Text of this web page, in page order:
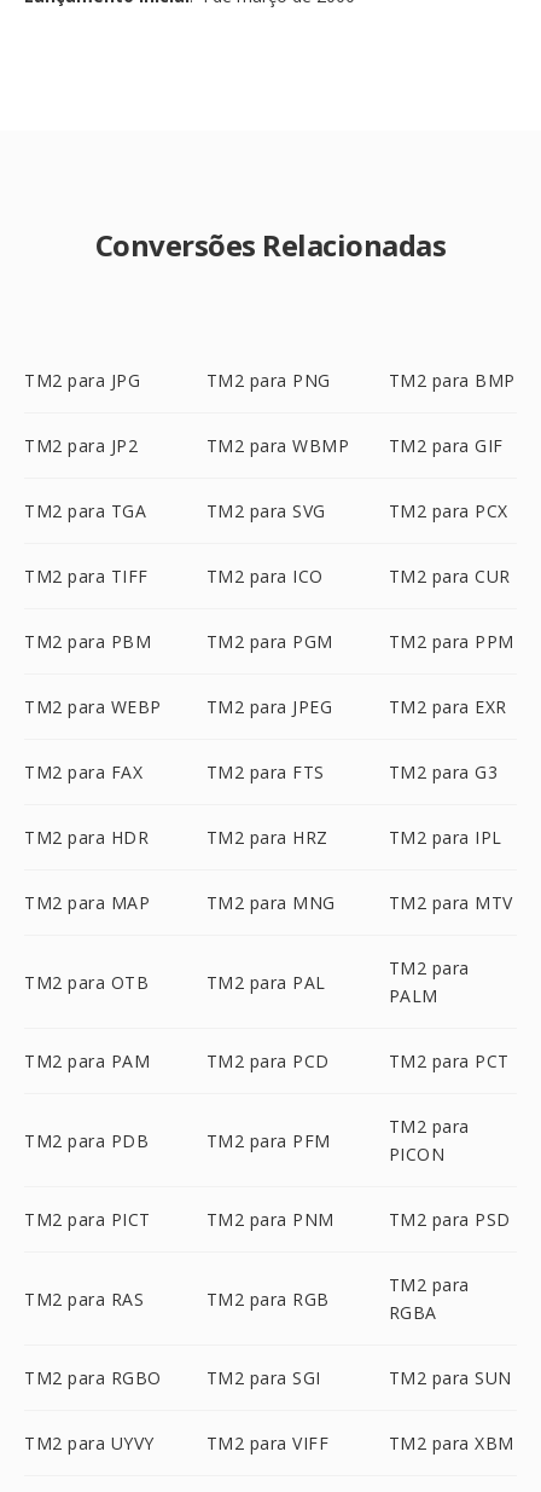
Conversões Relacionadas
TM2 para JPG TM2 para PNG TM2 para BMP
TM2 para JP2 TM2 para WBMP TM2 para GIF
TM2 para TGA TM2 para SVG TM2 para PCX
TM2 para TIFF TM2 para ICO TM2 para CUR
TM2 para PBM TM2 para PGM TM2 para PPM
TM2 para WEBP TM2 para JPEG TM2 para EXR
TM2 para FAX TM2 para FTS TM2 para G3
TM2 para HDR TM2 para HRZ TM2 para IPL
TM2 para MAP TM2 para MNG TM2 para MTV
TM2 para OTB TM2 para PAL
TM2 para
PALM
TM2 para PAM TM2 para PCD TM2 para PCT
TM2 para PDB TM2 para PFM
TM2 para
PICON
TM2 para PICT TM2 para PNM TM2 para PSD
TM2 para RAS TM2 para RGB
TM2 para
RGBA
TM2 para RGBO TM2 para SGI TM2 para SUN
TM2 para UYVY TM2 para VIFF TM2 para XBM